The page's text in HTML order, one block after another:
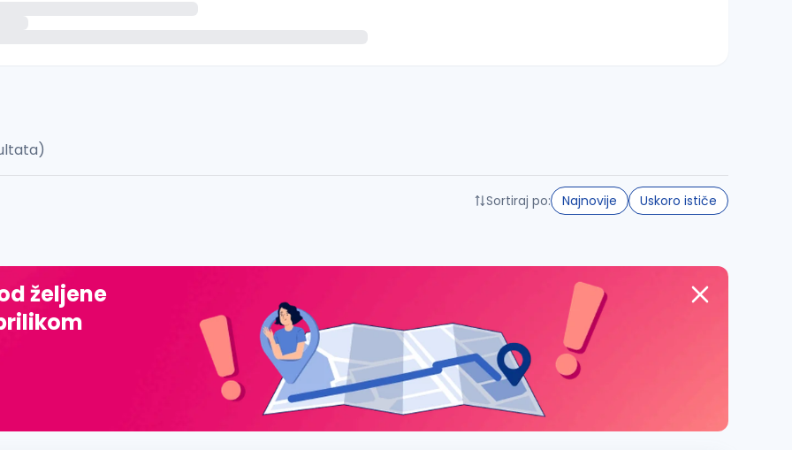
đ, ž, dž)
Sortiraj po: Najnovije Uskoro ističe
željene